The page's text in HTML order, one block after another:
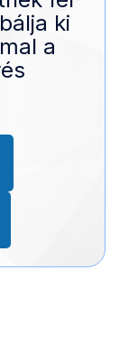
ki
a